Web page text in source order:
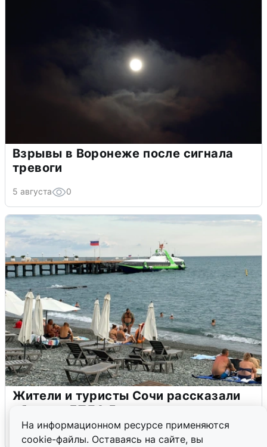
На информационном ресурсе применяются
cookie-файлы. Оставаясь на сайте, вы
Взрывы в Воронеже после сигнала
тревоги
5 августа 0
Жители и туристы Сочи рассказали
об атаке БПЛА 5 августа
5 августа 0